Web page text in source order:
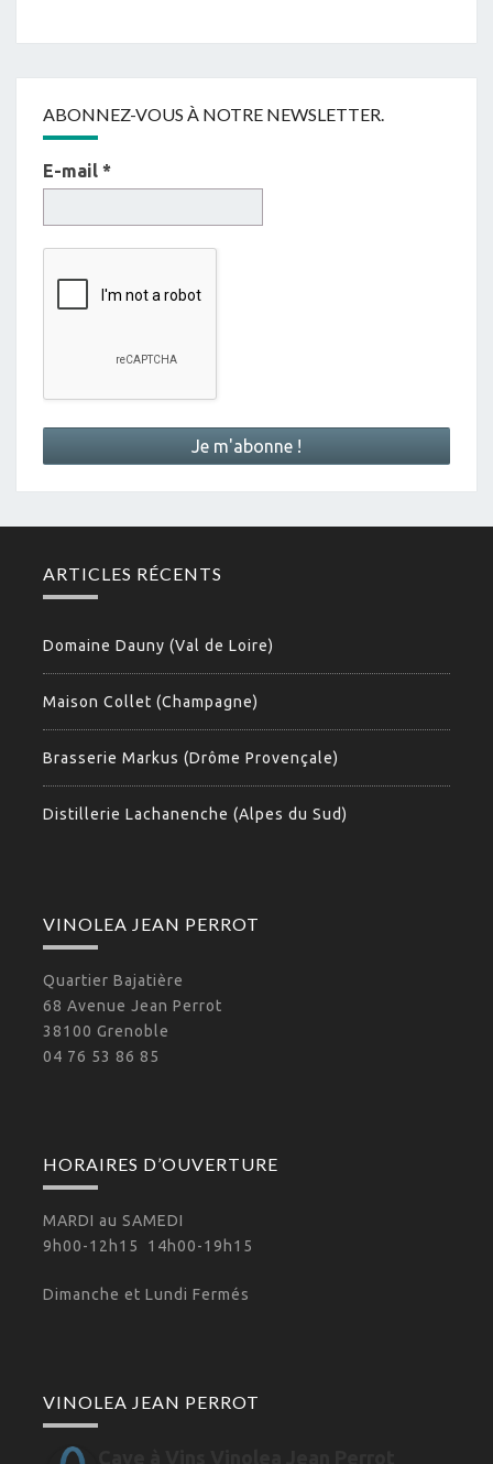
ABONNEZ-VOUS À NOTRE NEWSLETTER.
E-mail *
ARTICLES RÉCENTS
Domaine Dauny (Val de Loire)
Maison Collet (Champagne)
Brasserie Markus (Drôme Provençale)
Distillerie Lachanenche (Alpes du Sud)
VINOLEA JEAN PERROT
Quartier Bajatière
68 Avenue Jean Perrot
38100 Grenoble
04 76 53 86 85
HORAIRES D’OUVERTURE
MARDI au SAMEDI
9h00-12h15 14h00-19h15
Dimanche et Lundi Fermés
VINOLEA JEAN PERROT